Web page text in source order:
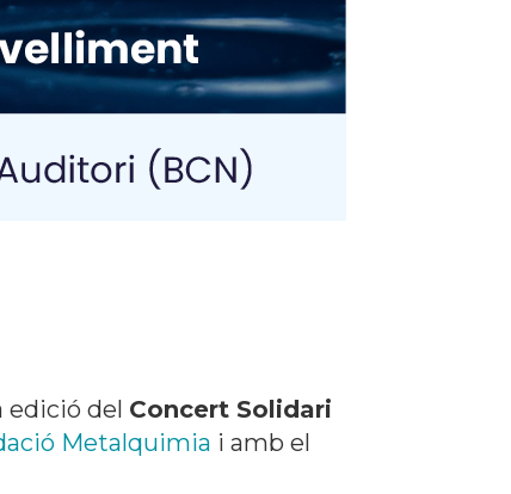
edició del Concert Solidari
Metalquimia i amb el